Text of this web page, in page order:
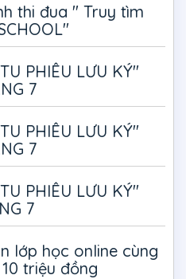
thi đua " Truy tìm
PHIÊU LƯU KÝ"
7
PHIÊU LƯU KÝ"
7
PHIÊU LƯU KÝ"
7
lớp học online cùng
triệu đồng